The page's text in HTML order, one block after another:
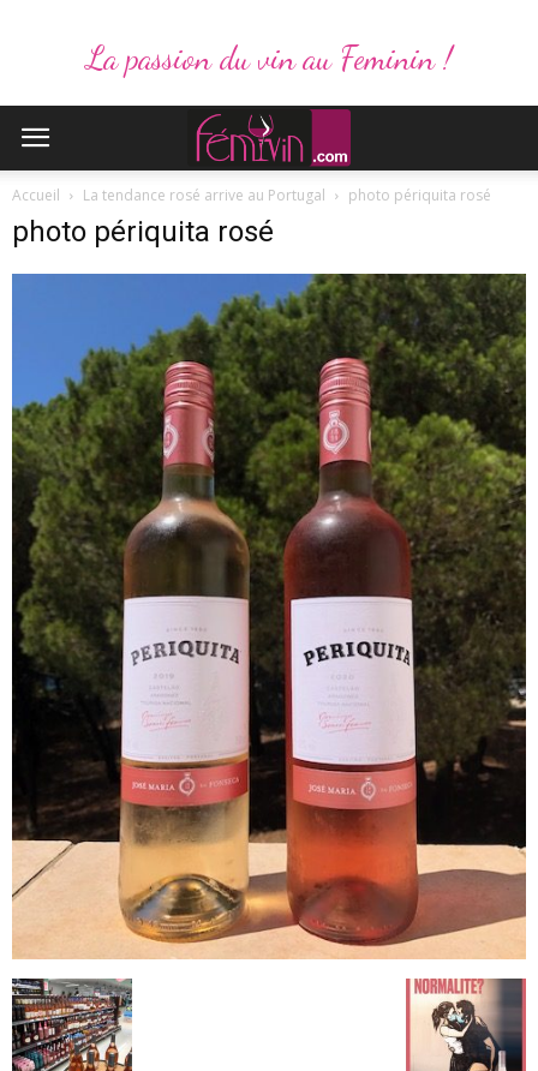
La passion du vin au Feminin !
Accueil La tendance rosé arrive au Portugal photo périquita rosé
photo périquita rosé